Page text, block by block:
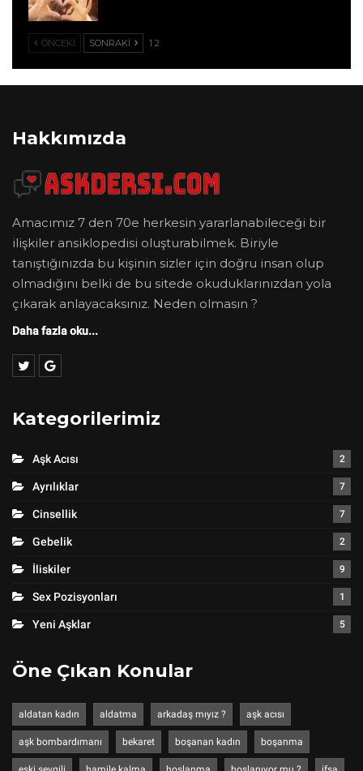
ÖNCEKI SONRAKI 1 2
Hakkımızda
Amacımız 7 den 70e herkesin yararlanabileceği bir
ilişkiler ansiklopedisi oluşturabilmek. Biriyle
tanıştığınızda bu kişinin sizler için doğru insan olup
olmadığını belki de bu sitede okuduklarınızdan yola
çıkarak anlayacaksınız. Neden olmasın ?
Daha fazla oku...
Kategorilerimiz
Aşk Acısı 2
Ayrılıklar 7
Cinsellik 7
Gebelik 2
İliskiler 9
Sex Pozisyonları 1
Yeni Aşklar 5
Öne Çıkan Konular
aldatan kadın aldatma arkadaş mıyız ? aşk acısı
aşk bombardımanı bekaret boşanan kadın boşanma